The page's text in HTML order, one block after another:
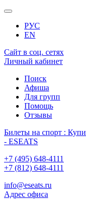
РУС
EN
Сайт в соц. сетях
Личный кабинет
Поиск
Афиша
Для групп
Помощь
Отзывы
Билеты на спорт :
- ESEATS
+7 (495) 648-4111
+7 (812) 648-4111
info@eseats.ru
Адрес офиса